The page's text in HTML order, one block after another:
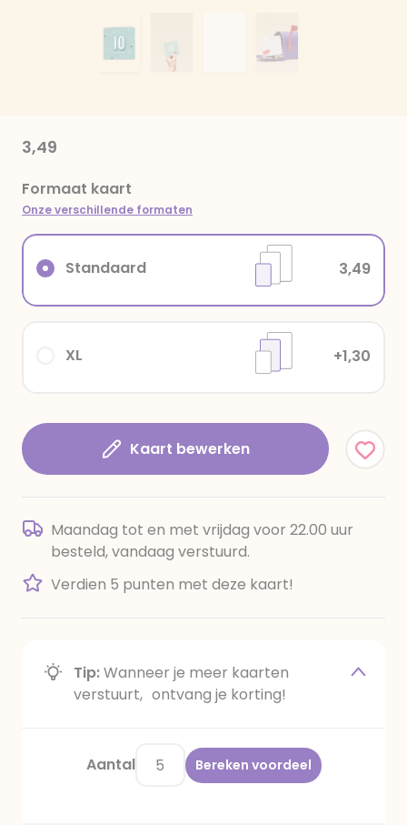
3,49
Formaat kaart
Onze verschillende formaten
XL +1,30
Standaard 3,49
Kaart bewerken
Maandag tot en met vrijdag voor 22.00 uur
besteld, vandaag verstuurd.
Verdien 5 punten met deze kaart!
Tip:Wanneer je meer kaarten
verstuurt, ontvang je korting!
Aantal Bereken voordeel